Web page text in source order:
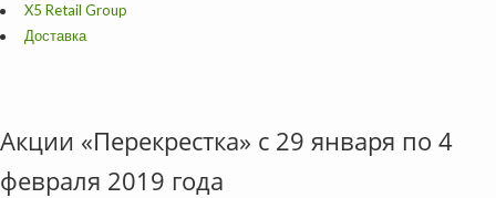
X5 Retail Group
Доставка
Акции «Перекрестка» с 29 января по 4
февраля 2019 года